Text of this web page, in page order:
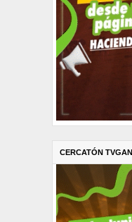
CERCATÓN TVGAN